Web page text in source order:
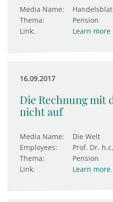
Media Name:
Thema:
Pension
Link:
Learn more
16.09.2017
Die Rechnung mit
nicht auf
Media Name:
Die Welt
Employees:
Prof. Dr.
Thema:
Pension
Link:
Learn more